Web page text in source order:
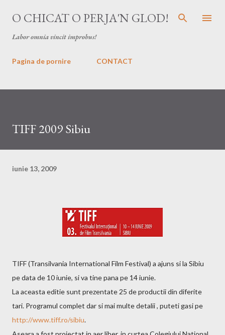
Treceți la conținutul principal
O CHICAT O PERJA'N GLOD!
Labor omnia vincit improbus!
Pagina de pornire CONTACT
TIFF 2009 Sibiu
iunie 13, 2009
TIFF (Transilvania International Film Festival) a ajuns si la Sibiu
pe data de 10 iunie, si va tine pana pe 14 iunie.
La aceasta editie sunt prezentate 25 de productii din diferite
tari. Programul complet dar si mai multe detalii , puteti gasi pe
http://www.tiff.ro/sibiu.